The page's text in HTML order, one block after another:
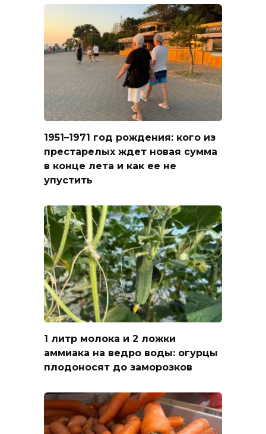
1951–1971 год рождения: кого из
престарелых ждет новая сумма
в конце лета и как ее не
упустить
1 литр молока и 2 ложки
аммиака на ведро воды: огурцы
плодоносят до заморозков